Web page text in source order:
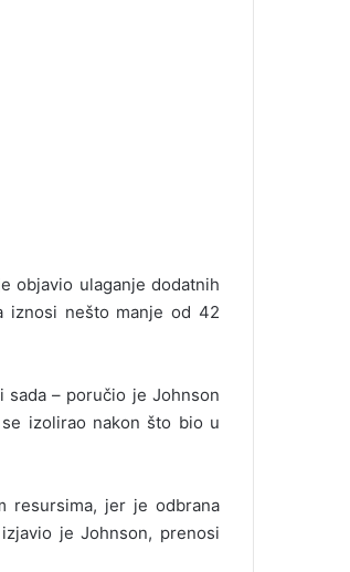
objavio ulaganje dodatnih
iznosi nešto manje od 42
sada – poručio je Johnson
izolirao nakon što bio u
resursima, jer je odbrana
je Johnson, prenosi